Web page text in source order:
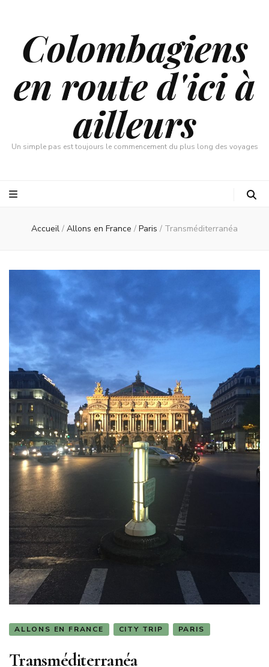
Colombagiens
en route d'ici à
ailleurs
Un simple pas est toujours le commencement du plus long des voyages
Accueil / Allons en France / Paris / Transméditerranéa
ALLONS EN FRANCE CITY TRIP PARIS
Transméditerranéa